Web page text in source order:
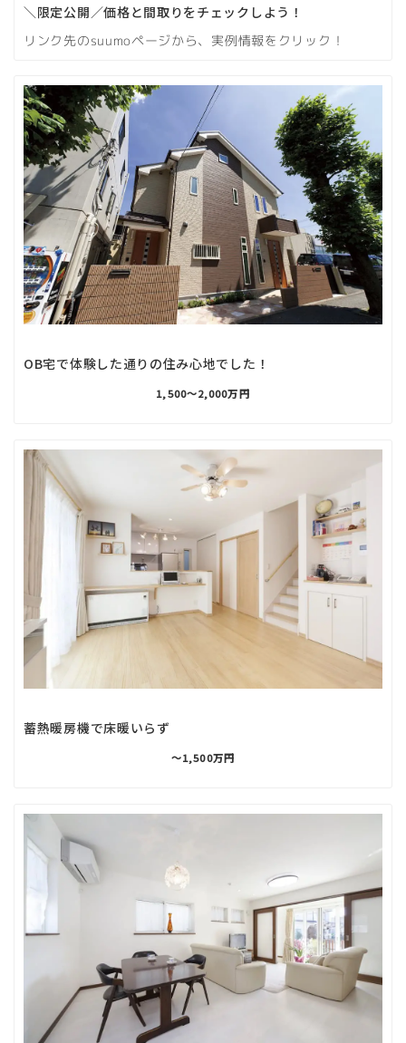
＼限定公開／価格と間取りをチェックしよう！
リンク先のsuumoページから、実例情報をクリック！
OB宅で体験した通りの住み心地でした！
1,500〜2,000万円
蓄熱暖房機で床暖いらず
～1,500万円